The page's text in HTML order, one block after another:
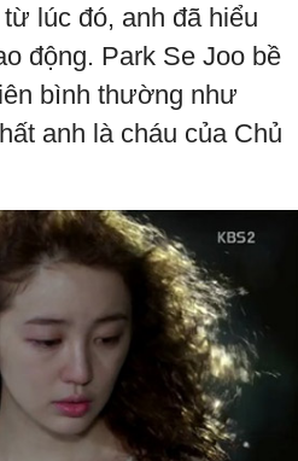
lúc đó, anh đã hiểu
động. Park Se Joo bề
bình thường như
anh là cháu của Chủ